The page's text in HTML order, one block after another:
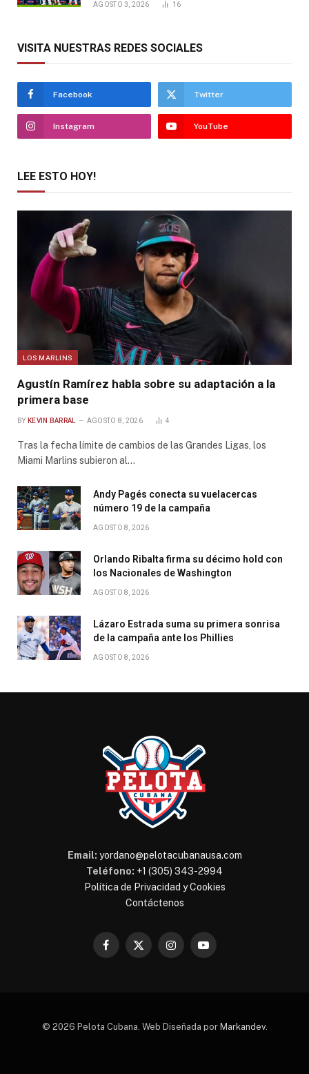
AGOSTO 3, 2026 16
VISITA NUESTRAS REDES SOCIALES
Facebook Twitter
Instagram YouTube
LEE ESTO HOY!
LOS MARLINS
Agustín Ramírez habla sobre su adaptación a la
primera base
BY KEVIN BARRAL AGOSTO 8, 2026 4
Tras la fecha límite de cambios de las Grandes Ligas, los
Miami Marlins subieron al…
Andy Pagés conecta su vuelacercas
número 19 de la campaña
AGOSTO 8, 2026
Orlando Ribalta firma su décimo hold con
los Nacionales de Washington
AGOSTO 8, 2026
Lázaro Estrada suma su primera sonrisa
de la campaña ante los Phillies
AGOSTO 8, 2026
Email: yordano@pelotacubanausa.com
Teléfono: +1 (305) 343-2994
Política de Privacidad y Cookies
Contáctenos
Facebook
X
InstagramYouTube
© 2026 Pelota Cubana. Web Diseñada por Markandev.